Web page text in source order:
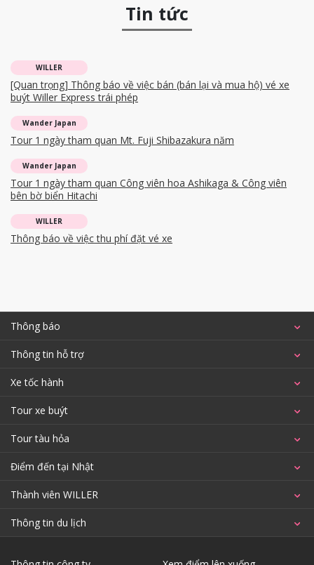
Tin tức
WILLER
[Quan trọng] Thông báo về việc bán (bán lại và mua hộ) vé xe
buýt Willer Express trái phép
Wander Japan
Tour 1 ngày tham quan Mt. Fuji Shibazakura năm
Wander Japan
Tour 1 ngày tham quan Công viên hoa Ashikaga & Công viên
bên bờ biển Hitachi
WILLER
Thông báo về việc thu phí đặt vé xe
Thông báo
Thông tin hỗ trợ
Xe tốc hành
Tour xe buýt
Tour tàu hỏa
Điểm đến tại Nhật
Thành viên WILLER
Thông tin du lịch